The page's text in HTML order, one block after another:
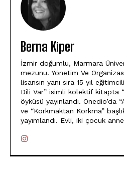
Berna Kiper
İzmir doğumlu, Marmara
mezunu. Yönetim Ve
lisansın yanı sıra 15 yıl
Dili Var” isimli kolektif kitapta
öyküsü yayınlandı. Onedio’da
ve “Korkmaktan Korkma”
yayımlandı. Evli, iki çocuk